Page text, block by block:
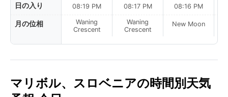
日の入り
月の位相
08:19 PM
Waning
Crescent
08:17 PM
Waning
Crescent
08:16 PM
New Moon
マリボル、スロベニアの時間別天気